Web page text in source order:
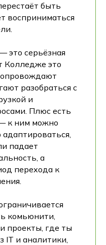
быть
восприниматься
это серьёзная
Колледже это
разобраться с
и
Плюс есть
к ним можно
падает
а
перехода к
комьюнити,
проекты, где ты
IT и аналитики,